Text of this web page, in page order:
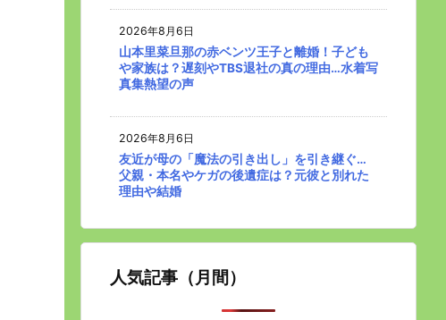
2026年8月6日
山本里菜旦那の赤ベンツ王子と離婚！子ども
や家族は？遅刻やTBS退社の真の理由…水着写
真集熱望の声
2026年8月6日
友近が母の「魔法の引き出し」を引き継ぐ…
父親・本名やケガの後遺症は？元彼と別れた
理由や結婚
人気記事（月間）